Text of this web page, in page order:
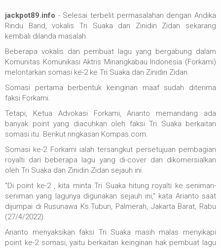
jackpot89.info - Selesai terbelit permasalahan dengan Andika
Rindu Band, vokalis Tri Suaka dan Zinidin Zidan sekarang
kembali dilanda masalah.
Beberapa vokalis dan pembuat lagu yang bergabung dalam
Komunitas Komunikasi Aktris Minangkabau Indonesia (Forkami)
melontarkan somasi ke-2 ke Tri Suaka dan Zinidin Zidan.
Somasi pertama berbentuk keinginan maaf sudah diterima
faksi Forkami.
Tetapi, Ketua Advokasi Forkami, Arianto memandang ada
banyak point yang diacuhkan oleh faksi Tri Suaka berkaitan
somasi itu. Berikut ringkasan Kompas.com.
Somasi ke-2 Forkami ialah tersangkut persetujuan pembagian
royalti dari beberapa lagu yang di-cover dan dikomersialkan
oleh Tri Suaka dan Zinidin Zidan sejauh ini.
"Di point ke-2 , kita minta Tri Suaka hitung royalti ke seniman-
seniman yang lagunya digunakan sejauh ini," kata Arianto saat
dijumpai di Rusunawa Ks.Tubun, Palmerah, Jakarta Barat, Rabu
(27/4/2022).
Arianto menyaksikan faksi Tri Suaka masih malas menyikapi
point ke-2 somasi, yaitu berkaitan keinginan hak pembuat lagu